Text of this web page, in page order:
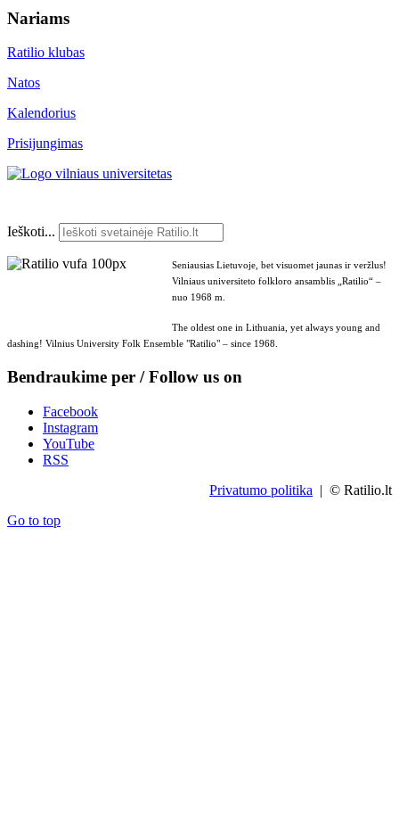
Nariams
Ratilio klubas
Natos
Kalendorius
Prisijungimas
Ieškoti...
Seniausias Lietuvoje, bet visuomet jaunas ir veržlus!
Vilniaus universiteto folkloro ansamblis „Ratilio“ –
nuo 1968 m.
The oldest one in Lithuania, yet always young and
dashing! Vilnius University Folk Ensemble "Ratilio" – since 1968.
Bendraukime per / Follow us on
Facebook
Instagram
YouTube
RSS
Privatumo politika | © Ratilio.lt
Go to top